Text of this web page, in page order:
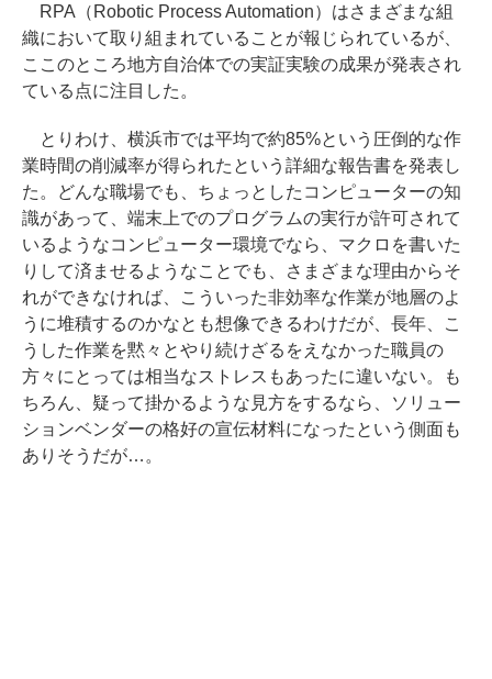
RPA（Robotic Process Automation）はさまざまな組
織において取り組まれていることが報じられているが、
ここのところ地方自治体での実証実験の成果が発表され
ている点に注目した。
とりわけ、横浜市では平均で約85%という圧倒的な作
業時間の削減率が得られたという詳細な報告書を発表し
た。どんな職場でも、ちょっとしたコンピューターの知
識があって、端末上でのプログラムの実行が許可されて
いるようなコンピューター環境でなら、マクロを書いた
りして済ませるようなことでも、さまざまな理由からそ
れができなければ、こういった非効率な作業が地層のよ
うに堆積するのかなとも想像できるわけだが、長年、こ
うした作業を黙々とやり続けざるをえなかった職員の
方々にとっては相当なストレスもあったに違いない。も
ちろん、疑って掛かるような見方をするなら、ソリュー
ションベンダーの格好の宣伝材料になったという側面も
ありそうだが…。